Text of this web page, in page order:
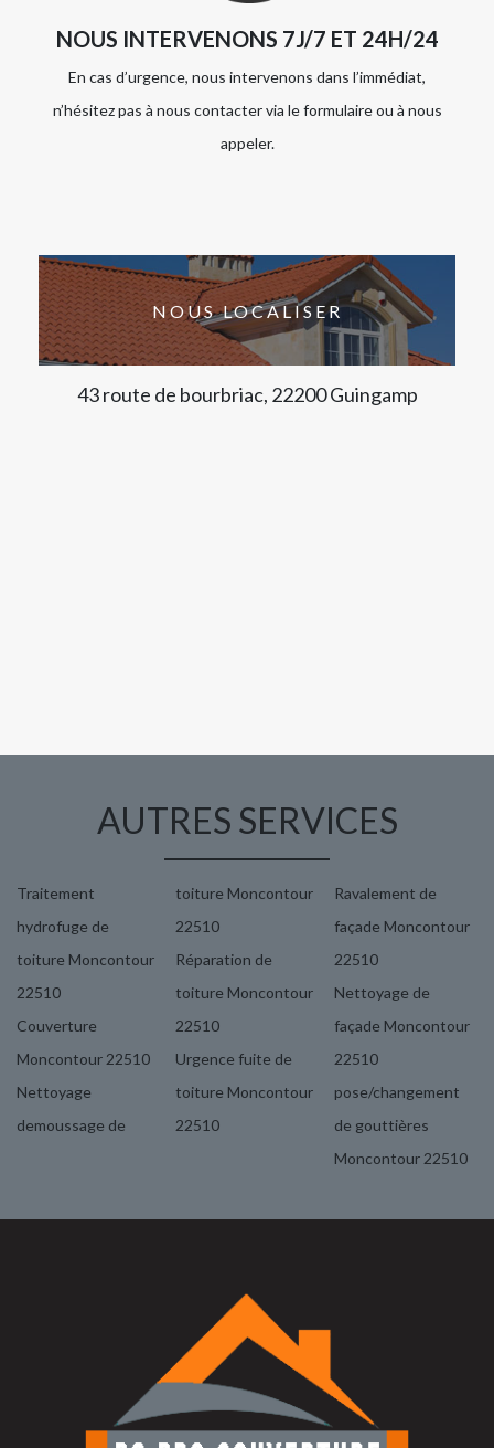
NOUS INTERVENONS 7J/7 ET 24H/24
En cas d’urgence, nous intervenons dans l’immédiat,
n’hésitez pas à nous contacter via le formulaire ou à nous
appeler.
NOUS LOCALISER
43 route de bourbriac, 22200 Guingamp
AUTRES SERVICES
Traitement
hydrofuge de
toiture Moncontour
22510
Couverture
Moncontour 22510
Nettoyage
demoussage de
toiture Moncontour
22510
Réparation de
toiture Moncontour
22510
Urgence fuite de
toiture Moncontour
22510
Ravalement de
façade Moncontour
22510
Nettoyage de
façade Moncontour
22510
pose/changement
de gouttières
Moncontour 22510